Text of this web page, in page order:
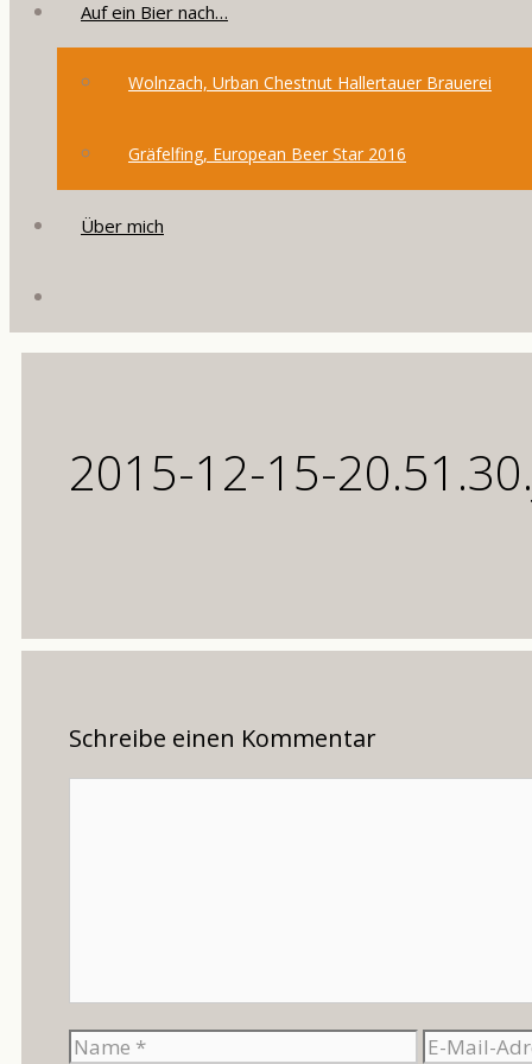
Auf ein Bier nach…
Wolnzach, Urban Chestnut Hallertauer Brauerei
Gräfelfing, European Beer Star 2016
Über mich
2015-12-15-
Schreibe einen Kommentar
Name
E-